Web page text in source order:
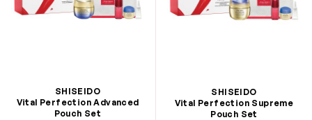
SHISEIDO
Vital Perfection Advanced
Pouch Set
SHISEIDO
Vital Perfection Supreme
Pouch Set